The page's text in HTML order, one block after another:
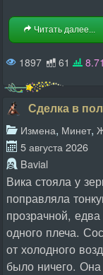
Читать далее...
1897 61 8.71
Сделка в
Измена, Минет,
5 августа 2026
Bavial
Вика стояла у
поправляла
прозрачной,
одного плеча.
от холодного
было ничего.